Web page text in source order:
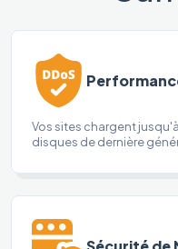
Vos sites chargent
disques de dernière